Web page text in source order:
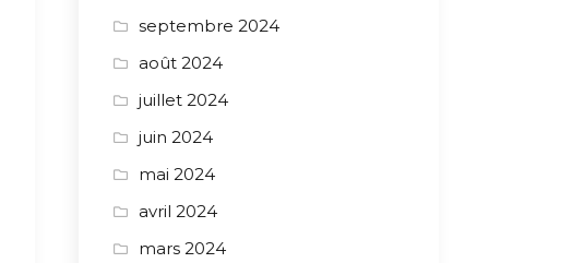
septembre 2024
août 2024
juillet 2024
juin 2024
mai 2024
avril 2024
mars 2024